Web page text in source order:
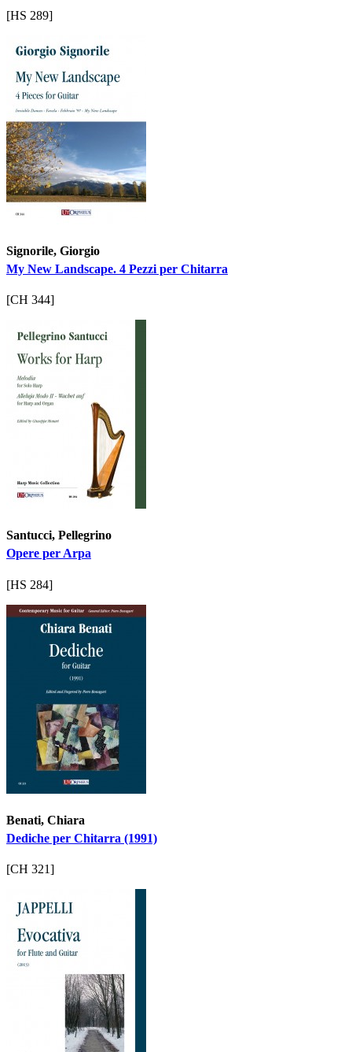
[HS 289]
Signorile, Giorgio
My New Landscape. 4 Pezzi per Chitarra
[CH 344]
Santucci, Pellegrino
Opere per Arpa
[HS 284]
Benati, Chiara
Dediche per Chitarra (1991)
[CH 321]